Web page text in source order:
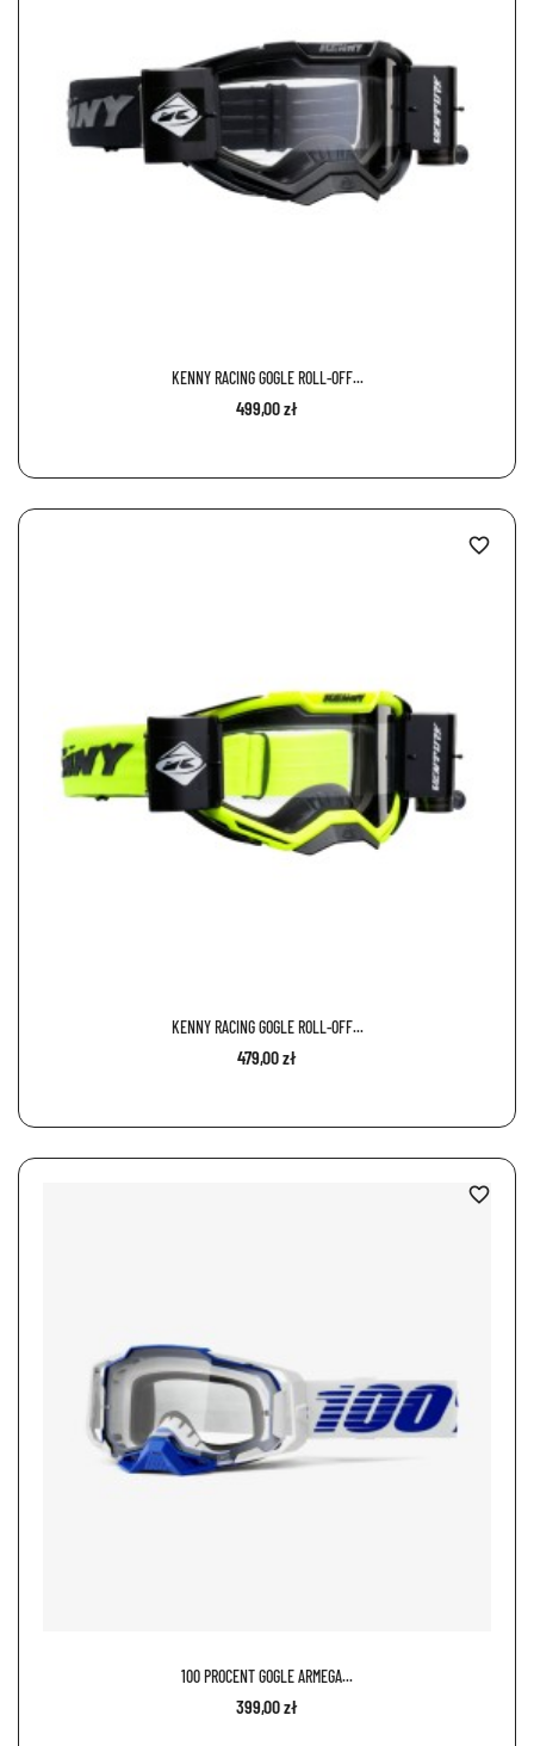
KENNY RACING GOGLE ROLL-OFF...
499,00 zł
KENNY RACING GOGLE ROLL-OFF...
479,00 zł
favorite_border
100 PROCENT GOGLE ARMEGA...
399,00 zł
favorite_border